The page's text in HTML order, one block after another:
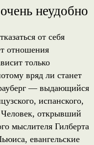
неудобно
от себя
отношения
только
вряд ли станет
— выдающийся
испанского,
Человек, открывший
мыслителя Гилберта
евангельские